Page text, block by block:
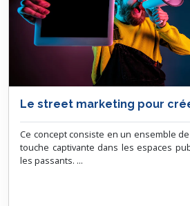
Le street marketing pour
Ce concept consiste en un ensemble
touche captivante dans les espaces
les passants. ...